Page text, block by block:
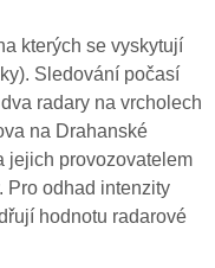
kterých se vyskytují
Sledování počasí
radary na vrcholech
na Drahanské
jejich provozovatelem
Pro odhad intenzity
hodnotu radarové